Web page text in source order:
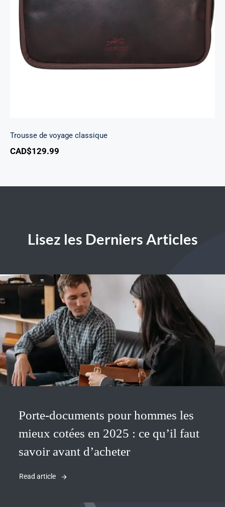
Trousse de voyage classique
CAD$129.99
Lisez les Derniers Articles
Porte-documents pour hommes les
mieux cotées en 2025 : ce qu’il faut
savoir avant d’acheter
Read article